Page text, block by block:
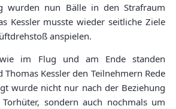
wurden nun Bälle in den Strafraum
Kessler musste wieder seitliche Ziele
anspielen.
im Flug und am Ende standen
Kessler den Teilnehmern Rede
wurde nicht nur nach der Beziehung
sondern auch nochmals um